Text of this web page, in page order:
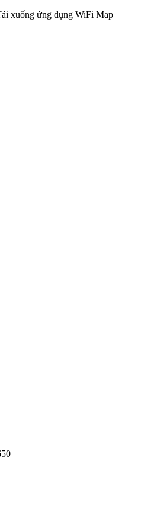
xuống ứng dụng WiFi Map